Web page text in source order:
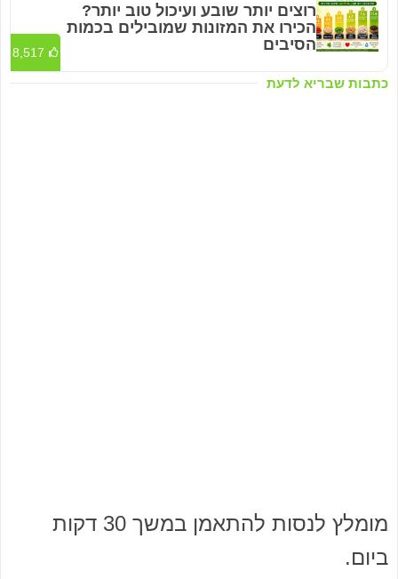
כתבות שבריא לדעת
רוצים יותר שובע ועיכול טוב יותר?
הכירו את המזונות שמובילים בכמות
הסיבים
8,517
מומלץ לנסות להתאמן במשך 30 דקות
ביום.